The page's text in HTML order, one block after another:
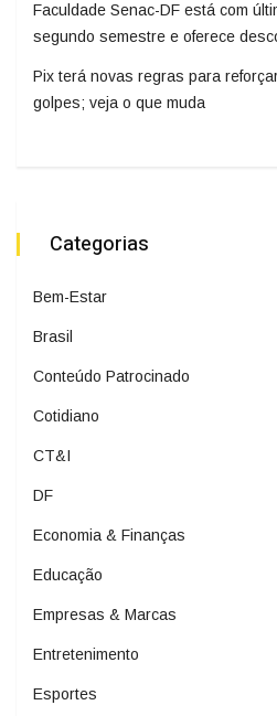
Faculdade Senac-DF está com
segundo semestre e oferece
Pix terá novas regras para
golpes; veja o que muda
Categorias
Bem-Estar
Brasil
Conteúdo Patrocinado
Cotidiano
CT&I
DF
Economia & Finanças
Educação
Empresas & Marcas
Entretenimento
Esportes